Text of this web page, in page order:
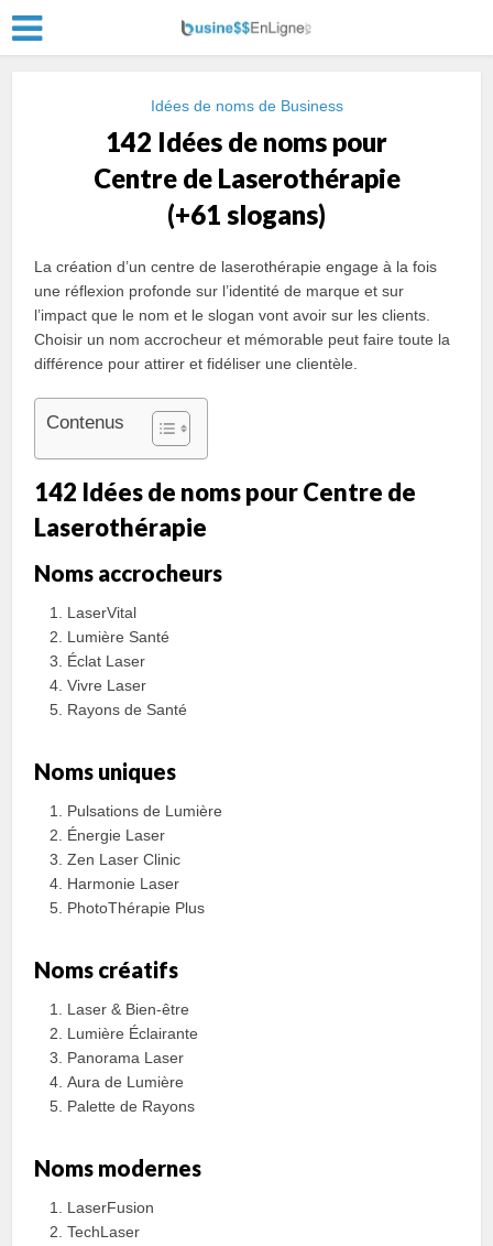
Idées de noms de Business
142 Idées de noms pour
Centre de Laserothérapie
(+61 slogans)
La création d’un centre de laserothérapie engage à la fois
une réflexion profonde sur l’identité de marque et sur
l’impact que le nom et le slogan vont avoir sur les clients.
Choisir un nom accrocheur et mémorable peut faire toute la
différence pour attirer et fidéliser une clientèle.
Contenus
142 Idées de noms pour Centre de
Laserothérapie
Noms accrocheurs
LaserVital
Lumière Santé
Éclat Laser
Vivre Laser
Rayons de Santé
Noms uniques
Pulsations de Lumière
Énergie Laser
Zen Laser Clinic
Harmonie Laser
PhotoThérapie Plus
Noms créatifs
Laser & Bien-être
Lumière Éclairante
Panorama Laser
Aura de Lumière
Palette de Rayons
Noms modernes
LaserFusion
TechLaser